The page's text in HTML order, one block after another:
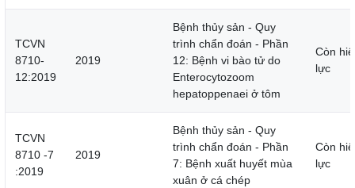
TCVN
8710-
12:2019
2019
Bệnh thủy sản - Quy
trình chẩn đoán - Phần
12: Bệnh vi bào tử do
Enterocytozoom
hepatoppenaei ở tôm
Còn
lực
TCVN
8710 -7
:2019
2019
Bệnh thủy sản - Quy
trình chẩn đoán - Phần
7: Bệnh xuất huyết mùa
xuân ở cá chép
Còn
lực